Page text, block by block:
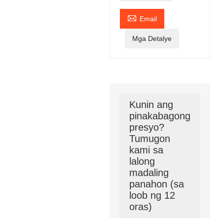
 Email
Mga Detalye
Kunin ang
pinakabagong
presyo?
Tumugon
kami sa
lalong
madaling
panahon (sa
loob ng 12
oras)